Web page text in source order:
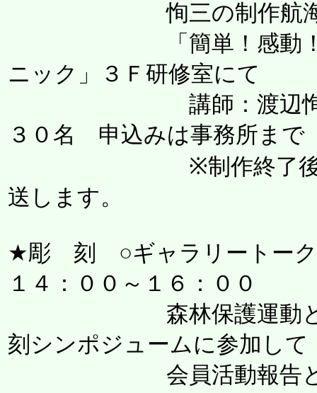
恂三の制作航海と
「簡単！感動！すぐ
ニック」３Ｆ研修室にて
講師：渡辺恂三（
３０名 申込みは事務所まで
※制作終了後会場内
送します。
★彫 刻 ○ギャラリート
１４：００～１６：００
森林保護運動と彫刻
刻シンポジュームに参加して
会員活動報告と展